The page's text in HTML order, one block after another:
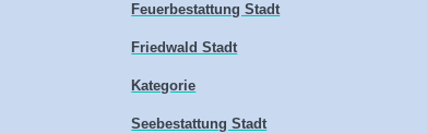
Feuerbestattung Stadt
Friedwald Stadt
Kategorie
Seebestattung Stadt